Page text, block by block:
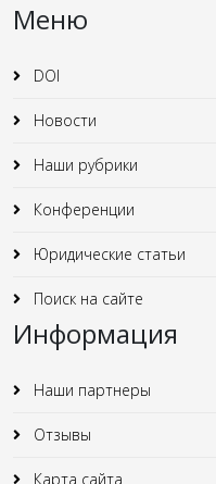
Меню
DOI
Новости
Наши рубрики
Конференции
Юридические статьи
Поиск на сайте
Информация
Наши партнеры
Отзывы
Карта сайта